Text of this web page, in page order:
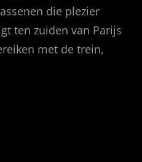
die plezier
ten zuiden van Parijs
met de trein,